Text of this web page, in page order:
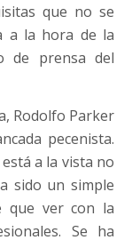
que no se
a la hora de la
de prensa del
Rodolfo Parker
pecenista.
a la vista no
sido un simple
que ver con la
Se ha